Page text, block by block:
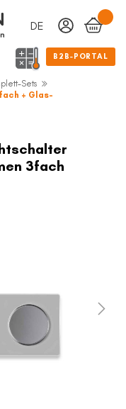
Sprache
DEUTSCH
B2B-PORTAL
Sets
+ Glas-
3fach